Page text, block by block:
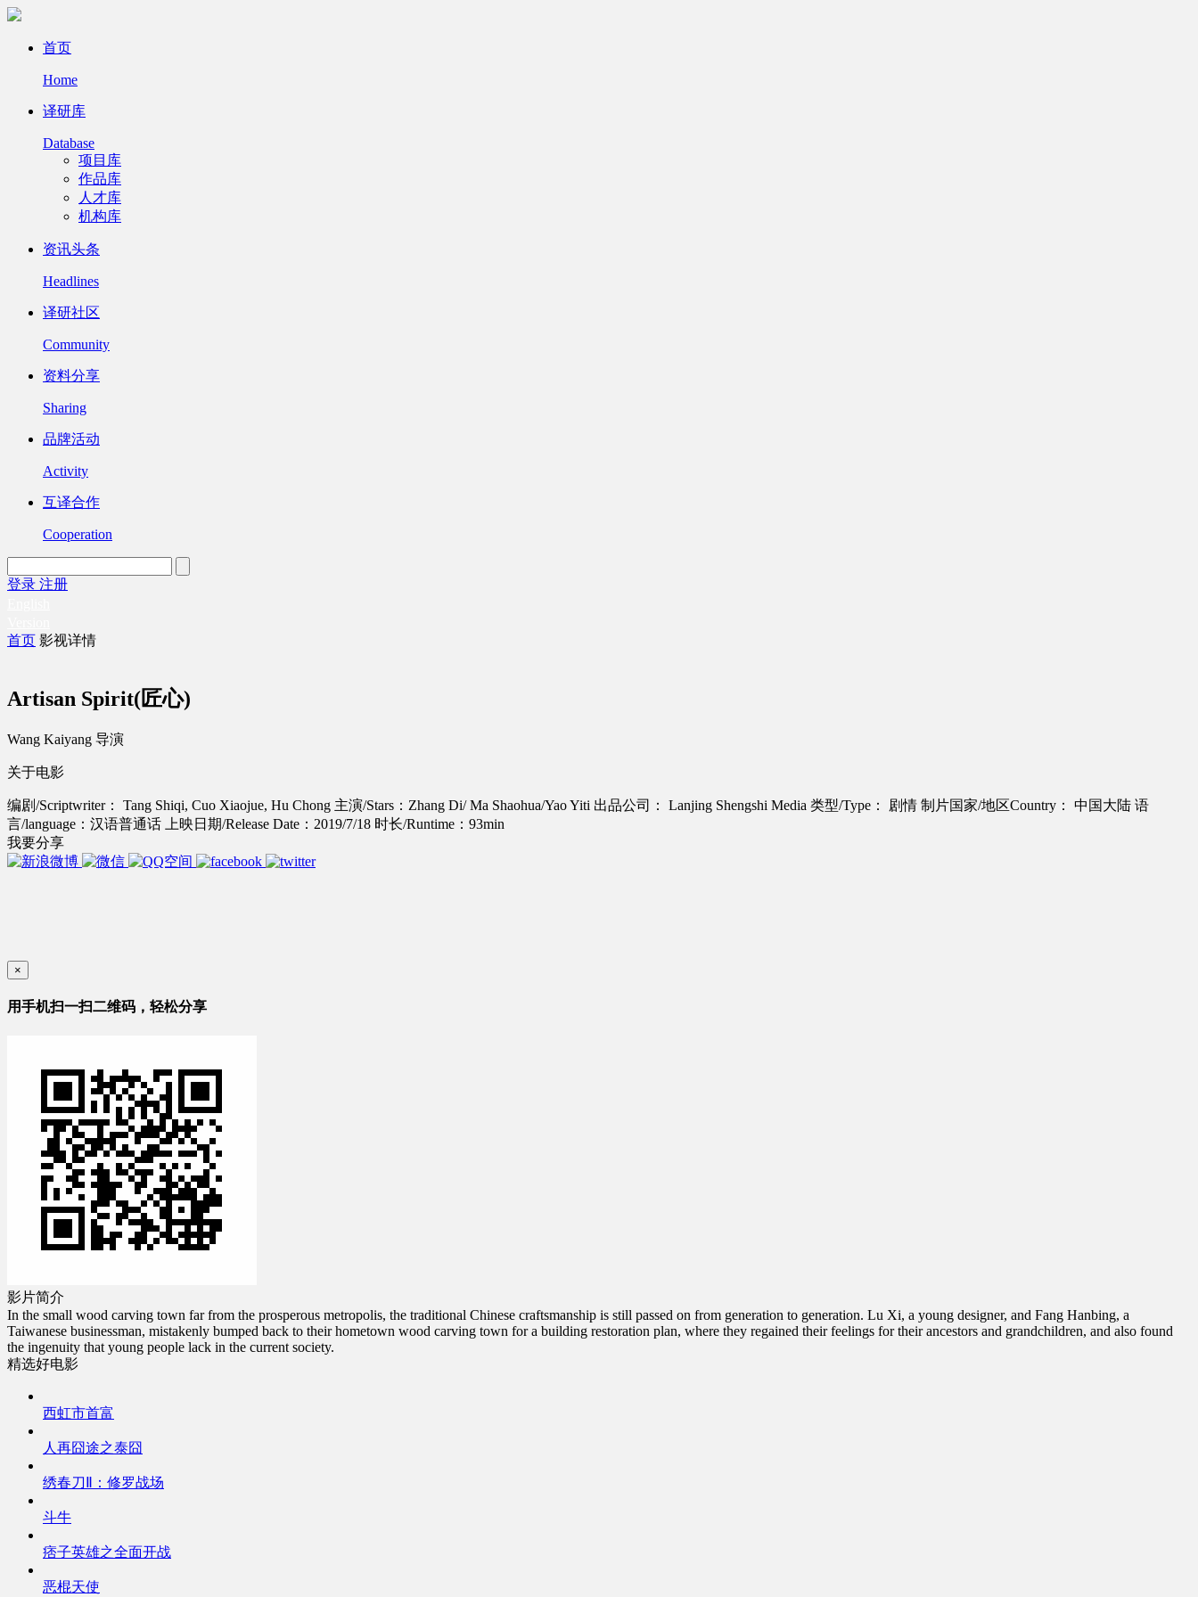
首页
Home
译研库
Database
项目库
作品库
人才库
机构库
资讯头条
Headlines
译研社区
Community
资料分享
Sharing
品牌活动
Activity
互译合作
Cooperation
登录 注册
首页 影视详情
Artisan Spirit(匠心)
Wang Kaiyang 导演
关于电影
编剧/Scriptwriter： Tang Shiqi, Cuo Xiaojue, Hu Chong 主演/Stars：Zhang Di/ Ma Shaohua/Yao Yiti 出品公司： Lanjing Shengshi Media 类型/Type： 剧情 制片国家/地区Country： 中国大陆 语
言/language：汉语普通话
上映日期/Release Date：2019/7/18 时长/Runtime：93min
我要分享
×
用手机扫一扫二维码，轻松分享
影片简介
In the small wood carving town far from the prosperous metropolis, the traditional Chinese craftsmanship is still passed on from generation to generation. Lu Xi, a young designer, and Fang Hanbing, a
Taiwanese businessman, mistakenly bumped back to their hometown wood carving town for a building restoration plan, where they regained their feelings for their ancestors and grandchildren, and also found
the ingenuity that young people lack in the current society.
精选好电影
西虹市首富
人再囧途之泰囧
绣春刀Ⅱ：修罗战场
斗牛
痞子英雄之全面开战
恶棍天使